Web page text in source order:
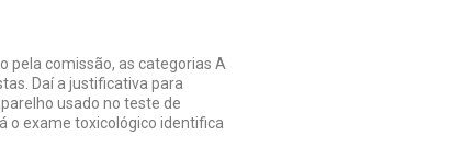
pela comissão, as categorias A
Daí a justificativa para
usado no teste de
o exame toxicológico identifica